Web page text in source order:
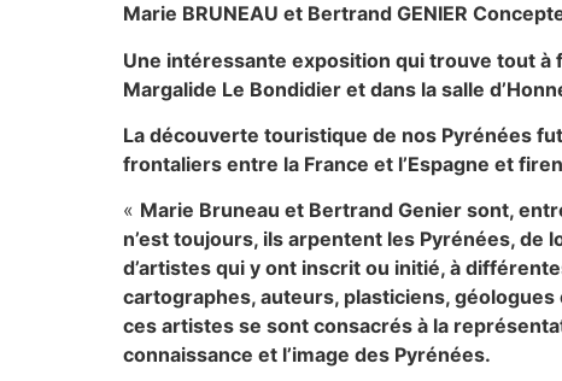
Marie BRUNEAU et Bertrand GENIER
Une intéressante exposition qui trouve tout à
Margalide Le Bondidier et dans la salle
La découverte touristique de nos Pyrénées
frontaliers entre la France et l’Espagne et
« Marie Bruneau et Bertrand Genier sont,
n’est toujours, ils arpentent les Pyrénées, de
d’artistes qui y ont inscrit ou initié, à
cartographes, auteurs, plasticiens,
ces artistes se sont consacrés à la
connaissance et l’image des Pyrénées.